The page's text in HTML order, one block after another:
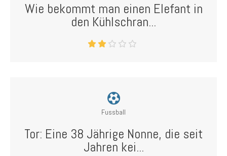
Wie bekommt man einen Elefant in
den Kühlschran...
Fussball
Tor: Eine 38 Jährige Nonne, die seit
Jahren kei...